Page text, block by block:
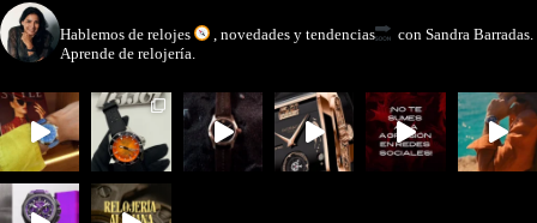
Hablemos de relojes , novedades y tendencias
con Sandra Barradas.
Aprende de relojería.